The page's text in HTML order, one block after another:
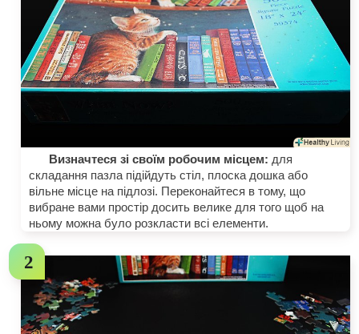
Визначтеся зі своїм робочим місцем: для
складання пазла підійдуть стіл, плоска дошка або
вільне місце на підлозі. Переконайтеся в тому, що
вибране вами простір досить велике для того щоб на
ньому можна було розкласти всі елементи.